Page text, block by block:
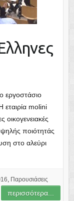
εργοστάσιο
εταιρία molini
οικογενειακές
ποιότητάς
στο αλεύρι
, Παρουσιάσεις
περισσότερα...